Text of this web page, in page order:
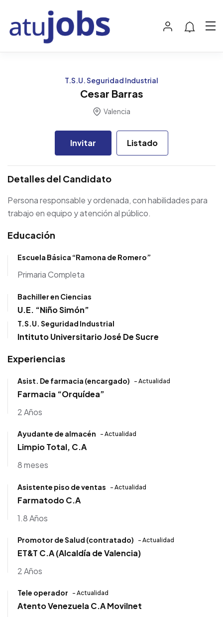
T.S.U. Seguridad Industrial
Cesar Barras
Valencia
Invitar Listado
Detalles del Candidato
Persona responsable y ordenada, con habilidades para
trabajo en equipo y atención al público.
Educación
Escuela Básica “Ramona de Romero”
Primaria Completa
Bachiller en Ciencias
U.E. “Niño Simón”
T.S.U. Seguridad Industrial
Intituto Universitario José De Sucre
Experiencias
Asist. De farmacia (encargado) - Actualidad
Farmacia “Orquídea”
2 Años
Ayudante de almacén - Actualidad
Limpio Total, C.A
8 meses
Asistente piso de ventas - Actualidad
Farmatodo C.A
1.8 Años
Promotor de Salud (contratado) - Actualidad
ET&T C.A (Alcaldía de Valencia)
2 Años
Tele operador - Actualidad
Atento Venezuela C.A Movilnet